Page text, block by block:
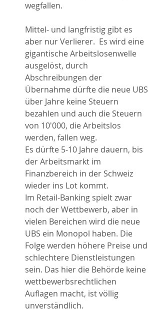
wegfallen.
Mittel- und langfristig gibt es
aber nur Verlierer.  Es wird eine
gigantische Arbeitslosenwelle
ausgelöst, durch
Abschreibungen der
Übernahme dürfte die neue UBS
über Jahre keine Steuern
bezahlen und auch die Steuern
von 10'000, die Arbeitslos
werden, fallen weg.
Es dürfte 5-10 Jahre dauern, bis
der Arbeitsmarkt im
Finanzbereich in der Schweiz
wieder ins Lot kommt.
Im Retail-Banking spielt zwar
noch der Wettbewerb, aber in
vielen Bereichen wird die neue
UBS ein Monopol haben. Die
Folge werden höhere Preise und
schlechtere Dienstleistungen
sein. Das hier die Behörde keine
wettbewerbsrechtlichen
Auflagen macht, ist völlig
unverständlich.